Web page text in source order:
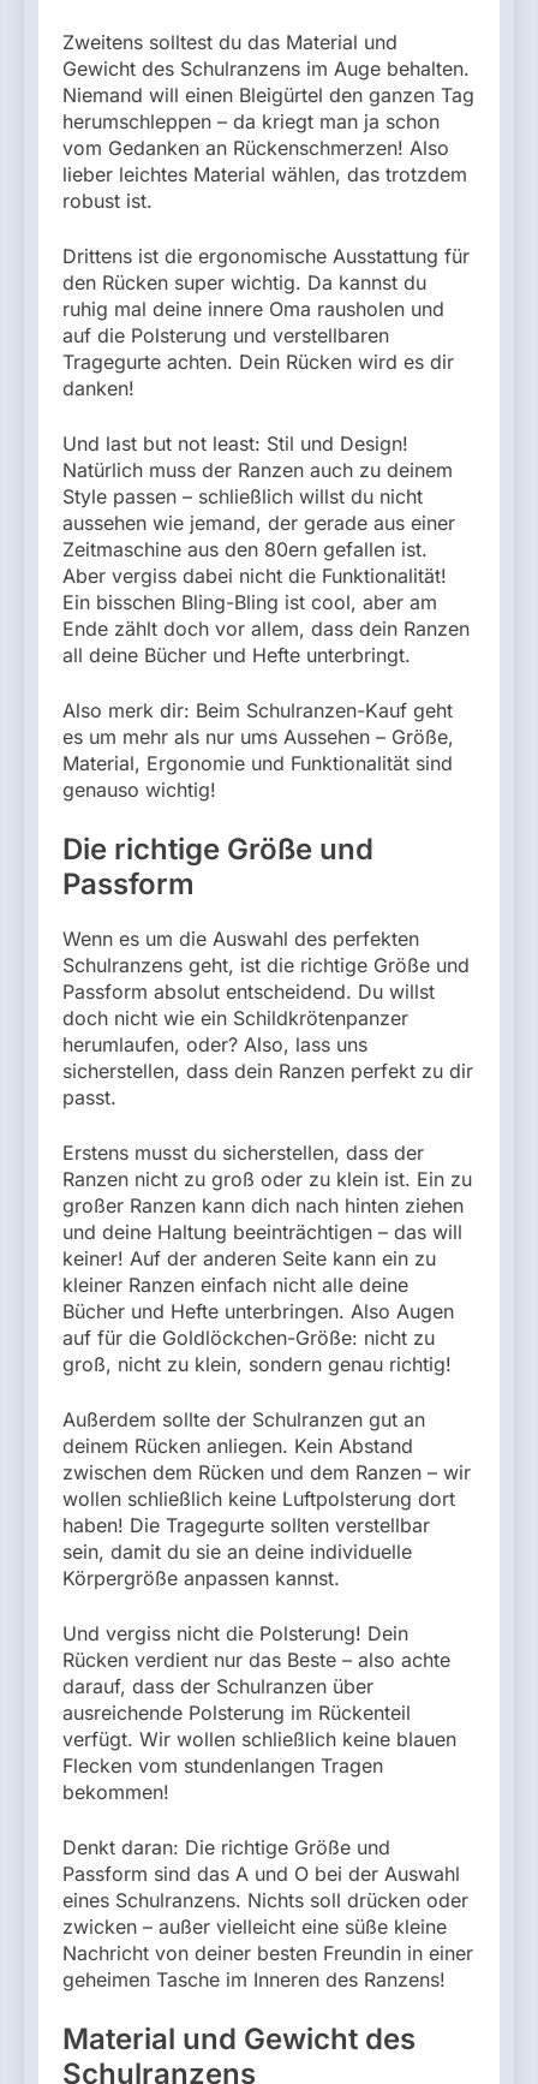
Zweitens solltest du das Material und
Gewicht des Schulranzens im Auge behalten.
Niemand will einen Bleigürtel den ganzen Tag
herumschleppen – da kriegt man ja schon
vom Gedanken an Rückenschmerzen! Also
lieber leichtes Material wählen, das trotzdem
robust ist.
Drittens ist die ergonomische Ausstattung für
den Rücken super wichtig. Da kannst du
ruhig mal deine innere Oma rausholen und
auf die Polsterung und verstellbaren
Tragegurte achten. Dein Rücken wird es dir
danken!
Und last but not least: Stil und Design!
Natürlich muss der Ranzen auch zu deinem
Style passen – schließlich willst du nicht
aussehen wie jemand, der gerade aus einer
Zeitmaschine aus den 80ern gefallen ist.
Aber vergiss dabei nicht die Funktionalität!
Ein bisschen Bling-Bling ist cool, aber am
Ende zählt doch vor allem, dass dein Ranzen
all deine Bücher und Hefte unterbringt.
Also merk dir: Beim Schulranzen-Kauf geht
es um mehr als nur ums Aussehen – Größe,
Material, Ergonomie und Funktionalität sind
genauso wichtig!
Die richtige Größe und
Passform
Wenn es um die Auswahl des perfekten
Schulranzens geht, ist die richtige Größe und
Passform absolut entscheidend. Du willst
doch nicht wie ein Schildkrötenpanzer
herumlaufen, oder? Also, lass uns
sicherstellen, dass dein Ranzen perfekt zu dir
passt.
Erstens musst du sicherstellen, dass der
Ranzen nicht zu groß oder zu klein ist. Ein zu
großer Ranzen kann dich nach hinten ziehen
und deine Haltung beeinträchtigen – das will
keiner! Auf der anderen Seite kann ein zu
kleiner Ranzen einfach nicht alle deine
Bücher und Hefte unterbringen. Also Augen
auf für die Goldlöckchen-Größe: nicht zu
groß, nicht zu klein, sondern genau richtig!
Außerdem sollte der Schulranzen gut an
deinem Rücken anliegen. Kein Abstand
zwischen dem Rücken und dem Ranzen – wir
wollen schließlich keine Luftpolsterung dort
haben! Die Tragegurte sollten verstellbar
sein, damit du sie an deine individuelle
Körpergröße anpassen kannst.
Und vergiss nicht die Polsterung! Dein
Rücken verdient nur das Beste – also achte
darauf, dass der Schulranzen über
ausreichende Polsterung im Rückenteil
verfügt. Wir wollen schließlich keine blauen
Flecken vom stundenlangen Tragen
bekommen!
Denkt daran: Die richtige Größe und
Passform sind das A und O bei der Auswahl
eines Schulranzens. Nichts soll drücken oder
zwicken – außer vielleicht eine süße kleine
Nachricht von deiner besten Freundin in einer
geheimen Tasche im Inneren des Ranzens!
Material und Gewicht des
Schulranzens